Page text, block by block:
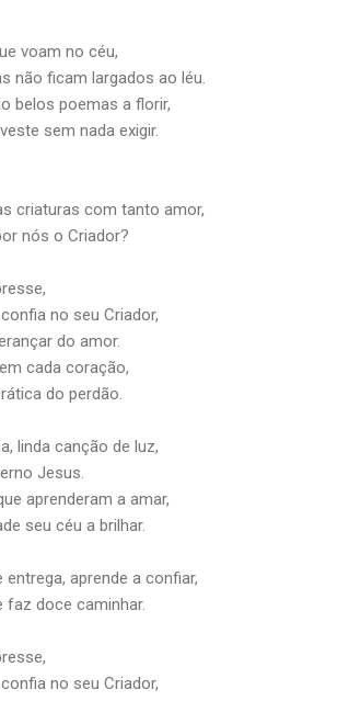
voam no céu,
não ficam largados ao léu.
belos poemas a florir,
sem nada exigir.
criaturas com tanto amor,
nós o Criador?
no seu Criador,
do amor.
cada coração,
do perdão.
linda canção de luz,
Jesus.
aprenderam a amar,
seu céu a brilhar.
aprende a confiar,
doce caminhar.
no seu Criador,